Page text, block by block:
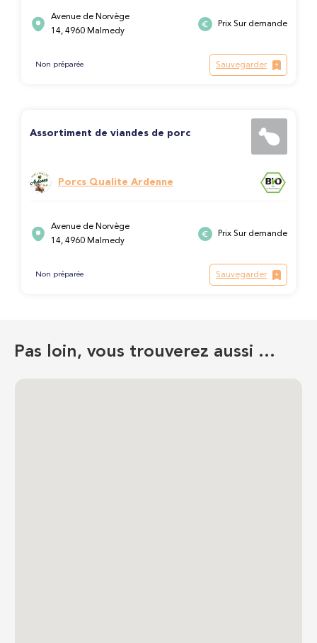
Avenue de Norvège
14, 4960 Malmedy
Prix Sur demande
Non préparée Sauvegarder
Assortiment de viandes de porc
Porcs Qualite Ardenne
Avenue de Norvège
14, 4960 Malmedy
Prix Sur demande
Non préparée Sauvegarder
Pas loin, vous trouverez aussi …